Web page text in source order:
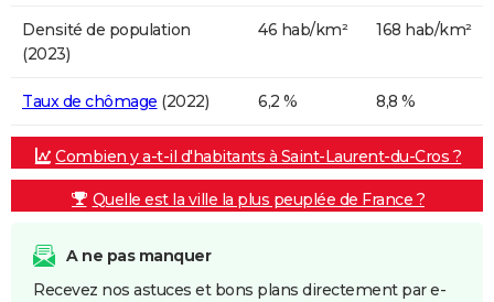
Densité de population
(2023)
46 hab/km² 168 hab/km²
Taux de chômage (2022) 6,2 % 8,8 %
Combien y a-t-il d'habitants à Saint-Laurent-du-Cros ?
Quelle est la ville la plus peuplée de France ?
A ne pas manquer
Recevez nos astuces et bons plans directement par e-